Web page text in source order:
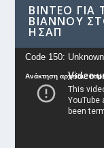
ΒΊΝΤΕΟ
ΒΙΆΝΝΟΥ
ΗΣΑΠ
Πρόγραμμα
Αναπαραγωγής
Βίντεο
Code 150: Unknown
Ανάκτηση αρχείου: